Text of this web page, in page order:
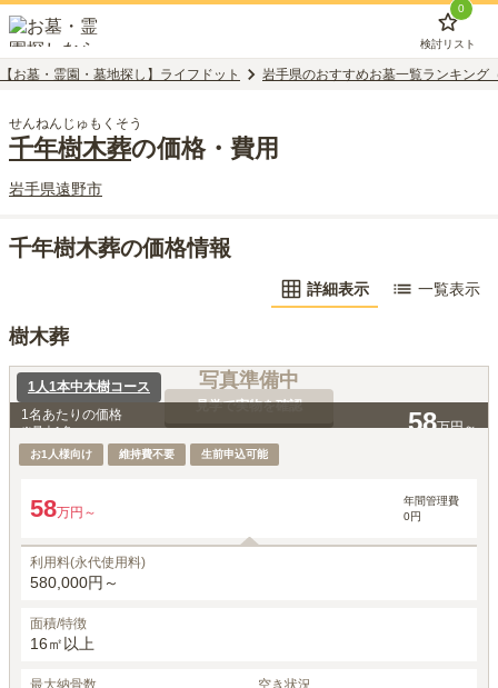
0
検討リスト
【お墓・霊園・墓地探し】ライフドット 岩手県のおすすめお墓一覧ランキング
せんねんじゅもくそう
千年樹木葬の価格・費用
岩手県遠野市
千年樹木葬の価格情報
詳細表示 一覧表示
樹木葬
写真準備中
見学で実物を確認
1人1本中木樹コース
1名あたりの価格
※最大1名 58万円～
お1人様向け 維持費不要 生前申込可能
58万円～
年間管理費
0円
利用料(永代使用料)
580,000円～
面積/特徴
16㎡以上
最大納骨数 空き状況